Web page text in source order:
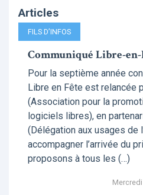
Articles
FILS D’INFOS
Communiqué Libre-en-
Pour la septième année
Libre en Fête est relancée
(Association pour la
logiciels libres), en
(Délégation aux usages de
accompagner l’arrivée du
proposons à tous les (…)